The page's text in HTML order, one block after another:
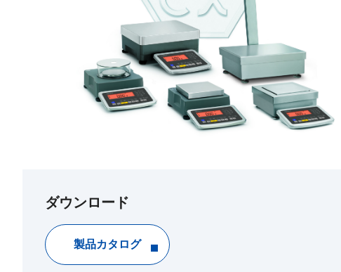
ダウンロード
製品カタログ